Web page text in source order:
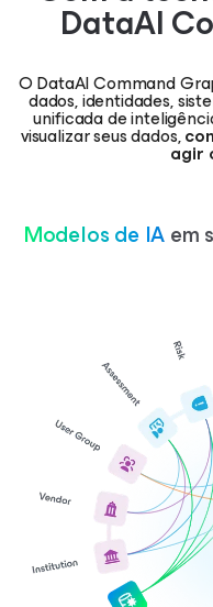
DataAI
O DataAI Command
dados, identidades,
unificada de
visualizar seus dados,
agir
Modelos de IAem